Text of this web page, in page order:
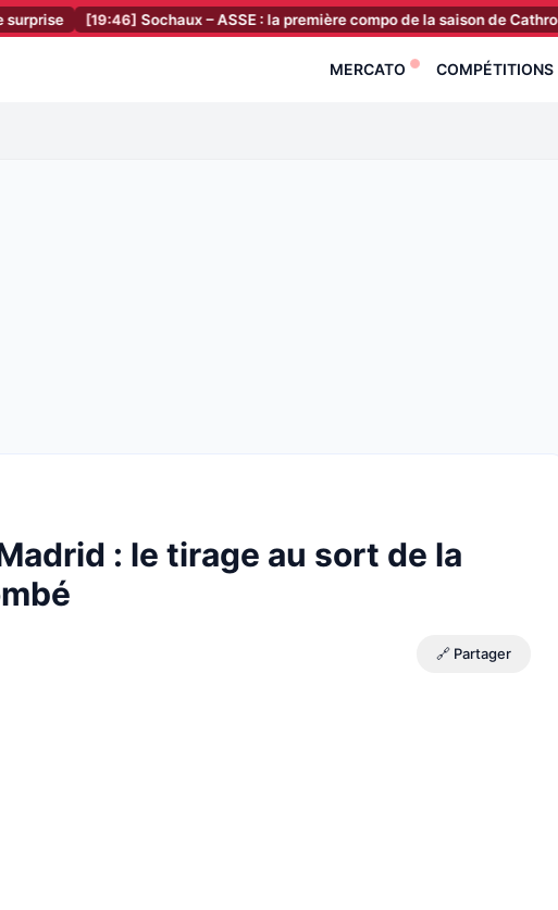
[19:46] Sochaux – ASSE : la première compo de la saison de Cathro est
MERCATO COMPÉTITIONS
: le tirage au sort de la
🔗 Partager